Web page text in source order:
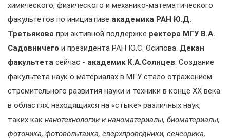
химического, физического и механико-математического
факультетов по инициативе академика РАН Ю.Д.
Третьякова при активной поддержке ректора МГУ В.А.
Садовничего и президента РАН Ю.С. Осипова. Декан
факультета сейчас - академик К.А.Солнцев. Создание
факультета наук о материалах в МГУ стало отражением
стремительного развития науки и техники в конце XX века
в областях, находящихся на «стыке» различных наук,
таких как нанотехнологии и наноматериалы, биоматериалы,
фотоника, фотовольтаика, сверхпроводники, сенсорика,